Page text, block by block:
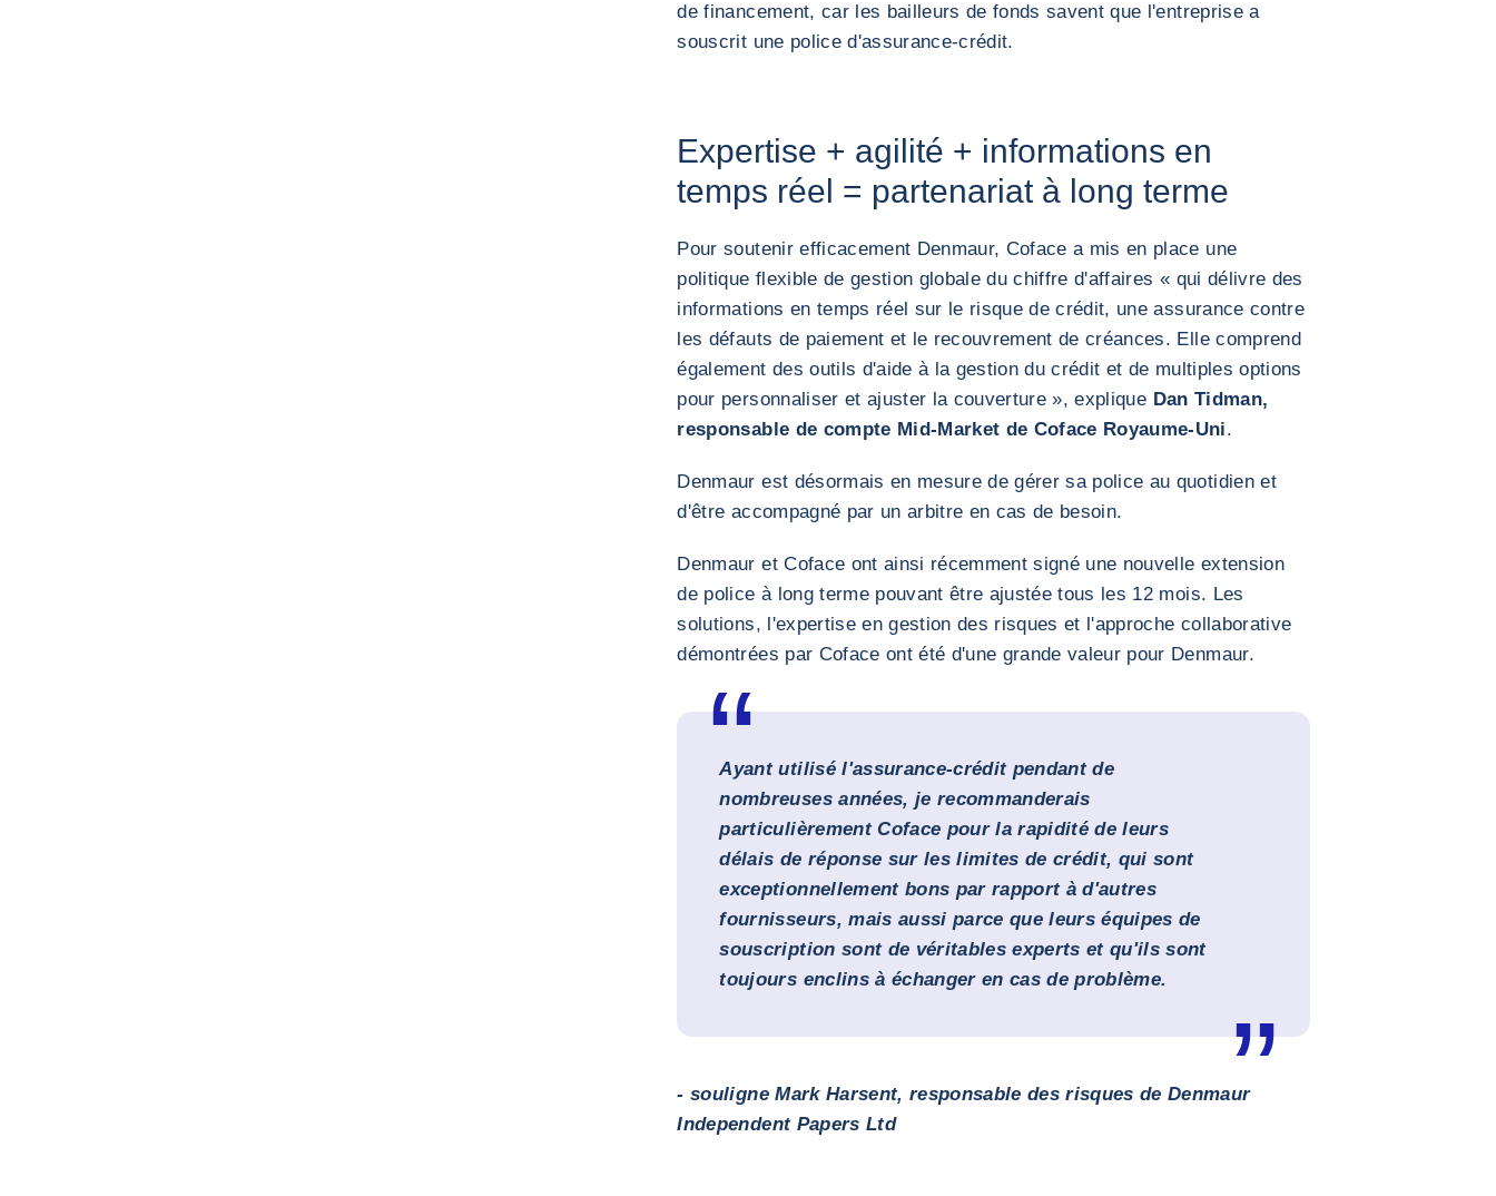
de financement, car les bailleurs de fonds savent que l'entreprise a
souscrit une police d'assurance-crédit.
Expertise + agilité + informations en
temps réel = partenariat à long terme
Pour soutenir efficacement Denmaur, Coface a mis en place une
politique flexible de gestion globale du chiffre d'affaires « qui délivre des
informations en temps réel sur le risque de crédit, une assurance contre
les défauts de paiement et le recouvrement de créances. Elle comprend
également des outils d'aide à la gestion du crédit et de multiples options
pour personnaliser et ajuster la couverture », explique Dan Tidman,
responsable de compte Mid-Market de Coface Royaume-Uni.
Denmaur est désormais en mesure de gérer sa police au quotidien et
d'être accompagné par un arbitre en cas de besoin.
Denmaur et Coface ont ainsi récemment signé une nouvelle extension
de police à long terme pouvant être ajustée tous les 12 mois. Les
solutions, l'expertise en gestion des risques et l'approche collaborative
démontrées par Coface ont été d'une grande valeur pour Denmaur.
Ayant utilisé l'assurance-crédit pendant de
nombreuses années, je recommanderais
particulièrement Coface pour la rapidité de leurs
délais de réponse sur les limites de crédit, qui sont
exceptionnellement bons par rapport à d'autres
fournisseurs, mais aussi parce que leurs équipes de
souscription sont de véritables experts et qu'ils sont
toujours enclins à échanger en cas de problème.
- souligne Mark Harsent, responsable des risques de Denmaur
Independent Papers Ltd